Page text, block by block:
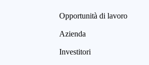
Opportunità di lavoro
Azienda
Investitori